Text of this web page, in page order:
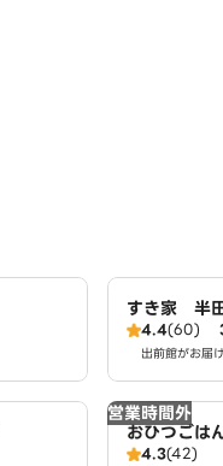
すき家 半
4.4(60)
出前館がお届
営業時間外
おひつごは
4.3(42)